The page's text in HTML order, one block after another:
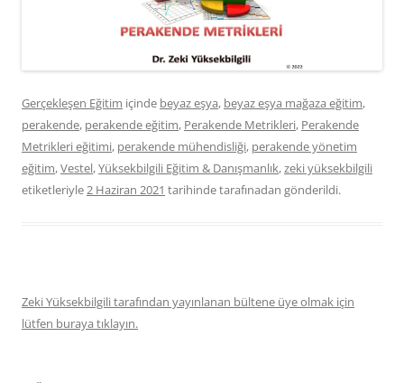
Gerçekleşen Eğitim içinde beyaz eşya, beyaz eşya mağaza eğitim,
perakende, perakende eğitim, Perakende Metrikleri, Perakende
Metrikleri eğitimi, perakende mühendisliği, perakende yönetim
eğitim,Vestel,Yüksekbilgili Eğitim & Danışmanlık,zeki yüksekbilgili
etiketleriyle2 Haziran 2021 tarihindetarafınadan gönderildi.
Zeki Yüksekbilgili tarafından yayınlanan bültene üye olmak için
lütfen buraya tıklayın.